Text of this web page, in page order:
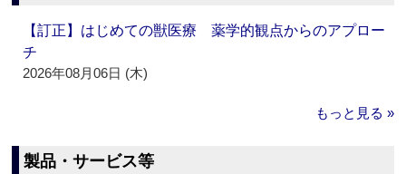
【訂正】はじめての獣医療 薬学的観点からのアプロー
チ
2026年08月06日 (木)
もっと見る »
製品・サービス等